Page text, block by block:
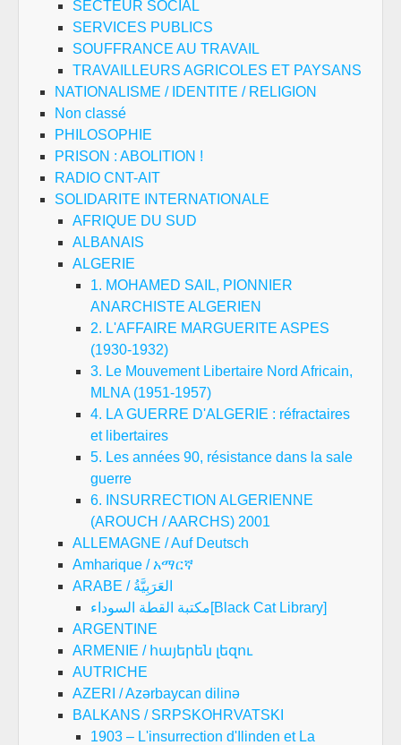
SECTEUR SOCIAL
SERVICES PUBLICS
SOUFFRANCE AU TRAVAIL
TRAVAILLEURS AGRICOLES ET PAYSANS
NATIONALISME / IDENTITE / RELIGION
Non classé
PHILOSOPHIE
PRISON : ABOLITION !
RADIO CNT-AIT
SOLIDARITE INTERNATIONALE
AFRIQUE DU SUD
ALBANAIS
ALGERIE
1. MOHAMED SAIL, PIONNIER
ANARCHISTE ALGERIEN
2. L'AFFAIRE MARGUERITE ASPES
(1930-1932)
3. Le Mouvement Libertaire Nord Africain,
MLNA (1951-1957)
4. LA GUERRE D'ALGERIE : réfractaires
et libertaires
5. Les années 90, résistance dans la sale
guerre
6. INSURRECTION ALGERIENNE
(AROUCH / AARCHS) 2001
ALLEMAGNE / Auf Deutsch
Amharique / አማርኛ
ARABE / العَرَبِيَّةُ
مكتبة القطة السوداء[Black Cat Library]
ARGENTINE
ARMENIE / հայերեն լեզու
AUTRICHE
AZERI / Azərbaycan dilinə
BALKANS / SRPSKOHRVATSKI
1903 – L'insurrection d'Ilinden et La